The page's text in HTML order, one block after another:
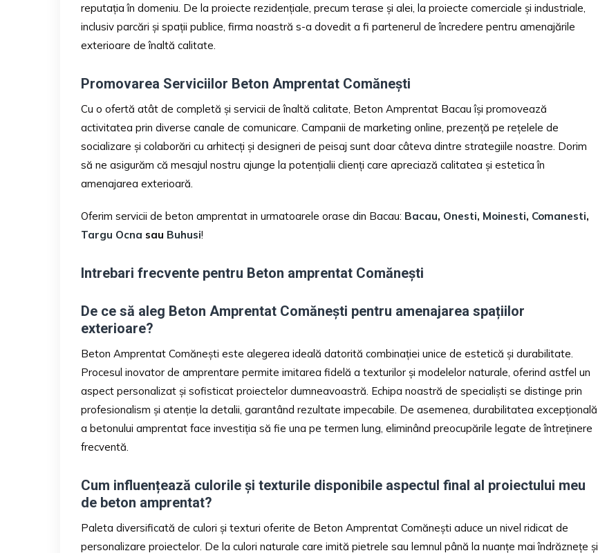
reputația în domeniu. De la proiecte rezidențiale, precum terase și alei, la proiecte comerciale și industriale,
inclusiv parcări și spații publice, firma noastră s-a dovedit a fi partenerul de încredere pentru amenajările
exterioare de înaltă calitate.
Promovarea Serviciilor Beton Amprentat Comănești
Cu o ofertă atât de completă și servicii de înaltă calitate, Beton Amprentat Bacau își promovează
activitatea prin diverse canale de comunicare. Campanii de marketing online, prezență pe rețelele de
socializare și colaborări cu arhitecți și designeri de peisaj sunt doar câteva dintre strategiile noastre. Dorim
să ne asigurăm că mesajul nostru ajunge la potențialii clienți care apreciază calitatea și estetica în
amenajarea exterioară.
Oferim servicii de beton amprentat in urmatoarele orase din Bacau: Bacau, Onesti, Moinesti, Comanesti,
Targu Ocna sau Buhusi!
Intrebari frecvente pentru Beton amprentat Comănești
De ce să aleg Beton Amprentat Comănești pentru amenajarea spațiilor
exterioare?
Beton Amprentat Comănești este alegerea ideală datorită combinației unice de estetică și durabilitate.
Procesul inovator de amprentare permite imitarea fidelă a texturilor și modelelor naturale, oferind astfel un
aspect personalizat și sofisticat proiectelor dumneavoastră. Echipa noastră de specialiști se distinge prin
profesionalism și atenție la detalii, garantând rezultate impecabile. De asemenea, durabilitatea excepțională
a betonului amprentat face investiția să fie una pe termen lung, eliminând preocupările legate de întreținere
frecventă.
Cum influențează culorile și texturile disponibile aspectul final al proiectului meu
de beton amprentat?
Paleta diversificată de culori și texturi oferite de Beton Amprentat Comănești aduce un nivel ridicat de
personalizare proiectelor. De la culori naturale care imită pietrele sau lemnul până la nuanțe mai îndrăznețe și